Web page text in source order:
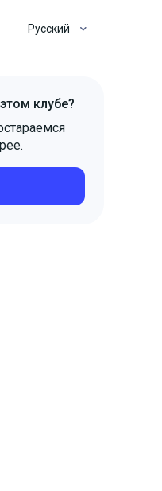
Русский
клубе?